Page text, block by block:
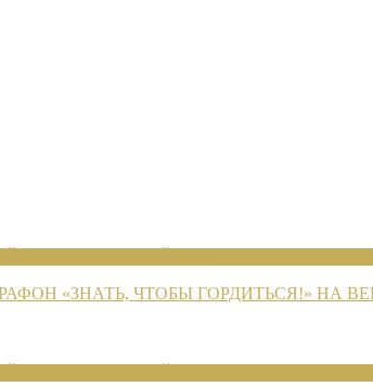
«ЗНАТЬ, ЧТОБЫ ГОРДИТЬСЯ!» НА